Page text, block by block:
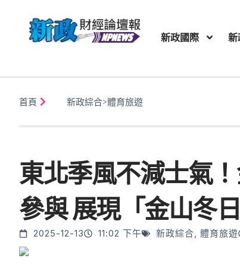
新政國際 新
首頁 新政綜合>體育旅遊
東北季風不減士氣
參與 展現「金山冬
2025-12-13 11:02 下午 新政綜合, 體育旅遊